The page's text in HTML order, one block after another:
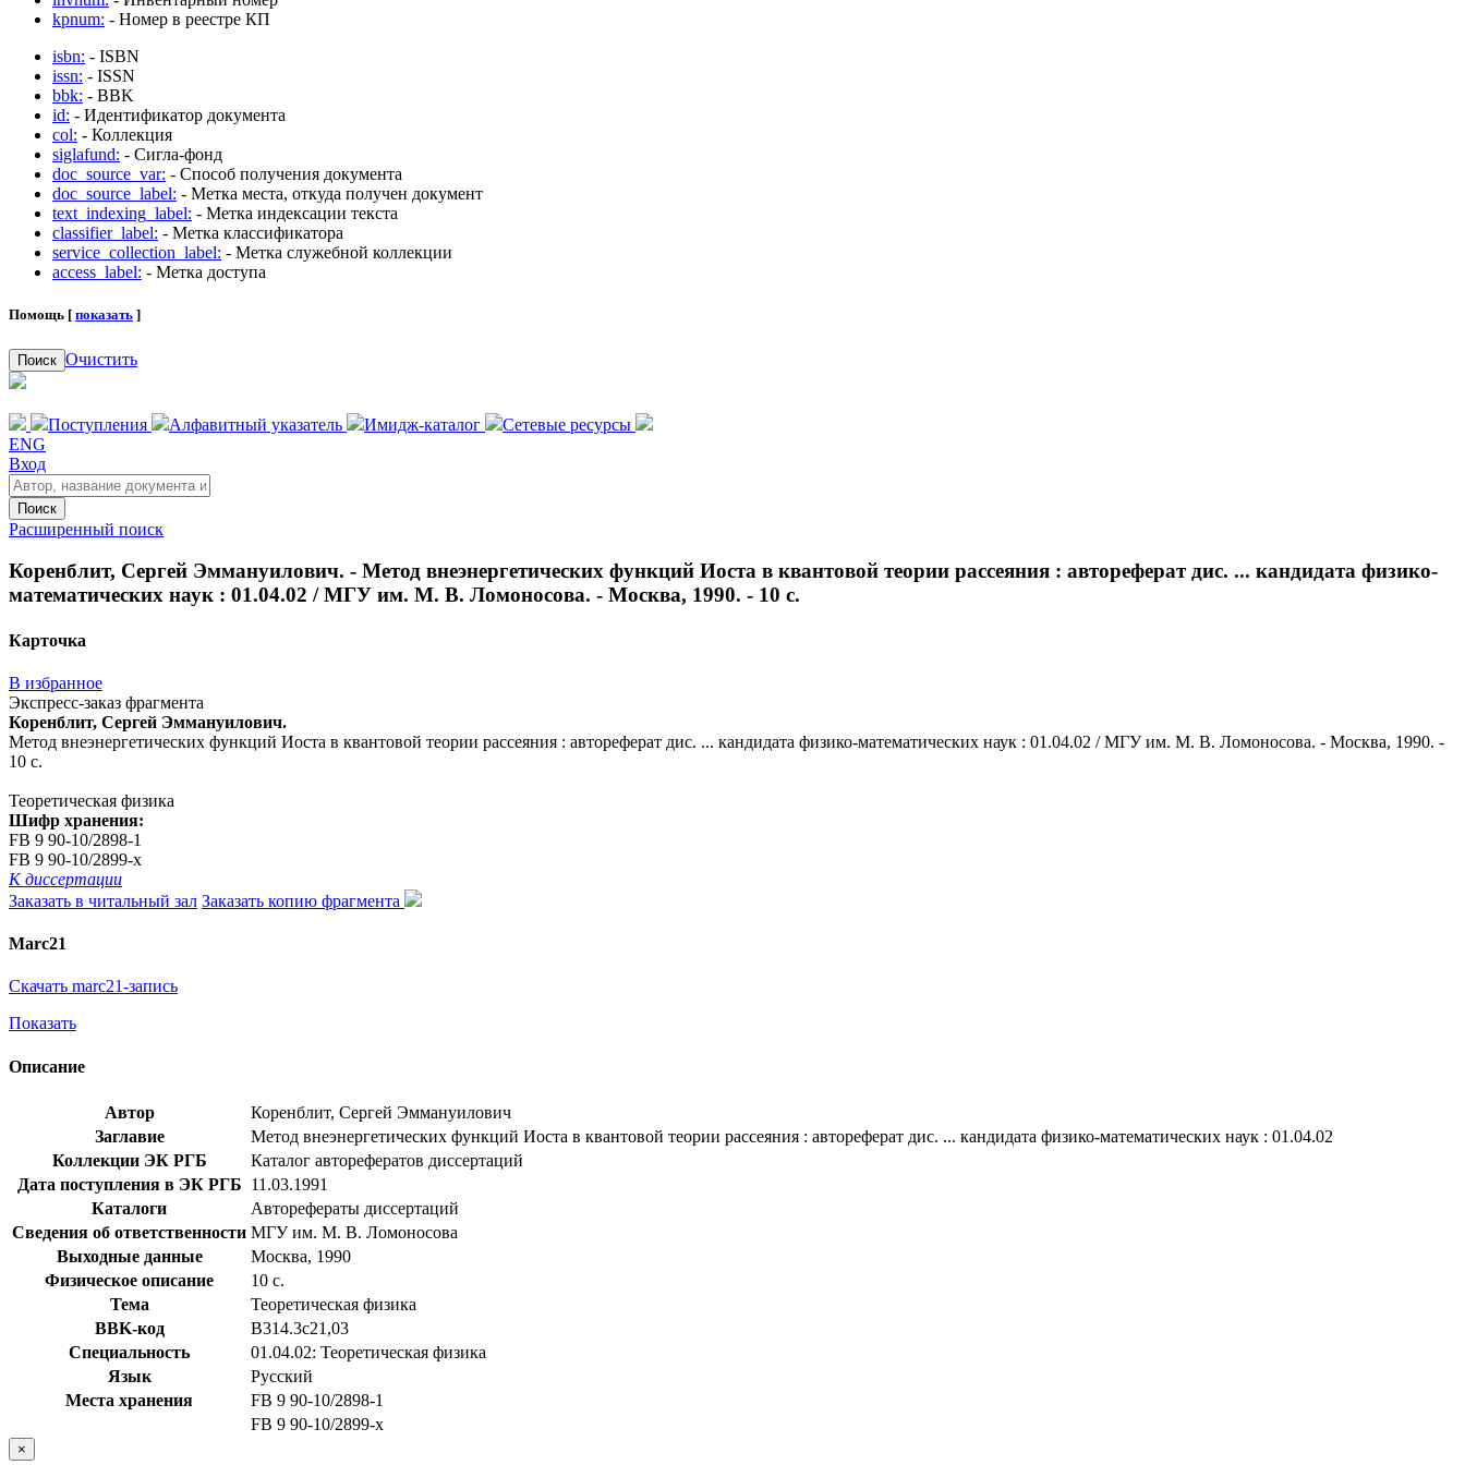
kpnum: - Номер в реестре КП
isbn: - ISBN
issn: - ISSN
bbk: - BBK
id: - Идентификатор документа
col: - Коллекция
siglafund: - Сигла-фонд
doc_source_var: - Способ получения документа
doc_source_label: - Метка места, откуда получен документ
text_indexing_label: - Метка индексации текста
classifier_label: - Метка классификатора
service_collection_label: - Метка служебной коллекции
access_label: - Метка доступа
Помощь [ показать ]
Поиск Очистить
Поступления Алфавитный указатель Имидж-каталог
Сетевые ресурсы
ENG
Вход
Поиск
Расширенный поиск
Коренблит, Сергей Эммануилович. - Метод внеэнергетических функций Иоста в квантовой теории рассеяния : автореферат дис. ... кандидата физико-
математических наук : 01.04.02 / МГУ им. М. В. Ломоносова. - Москва, 1990. - 10 с.
Карточка
В избранное
Экспресс-заказ фрагмента
Коренблит, Сергей Эммануилович.
Метод внеэнергетических функций Иоста в квантовой теории рассеяния : автореферат дис. ... кандидата физико-математических наук : 01.04.02 / МГУ им. М. В. Ломоносова. - Москва, 1990. -
10 с.
Теоретическая физика
Шифр хранения:
FB 9 90-10/2898-1
FB 9 90-10/2899-x
К диссертации
Заказать в читальный зал Заказать копию фрагмента
Marc21
Скачать marc21-запись
Показать
Описание
Автор
Коренблит, Сергей Эммануилович
Заглавие
Метод внеэнергетических функций Иоста в квантовой теории рассеяния : автореферат дис. ... кандидата физико-математических наук : 01.04.02
Коллекции ЭК РГБ
Каталог авторефератов диссертаций
Дата поступления в ЭК РГБ 11.03.1991
Каталоги
Авторефераты диссертаций
Сведения об ответственности МГУ им. М. В. Ломоносова
Выходные данные
Москва, 1990
Физическое описание
10 с.
Тема
Теоретическая физика
BBK-код
В314.3с21,03
Специальность
01.04.02: Теоретическая физика
Язык
Русский
Места хранения
FB 9 90-10/2898-1
FB 9 90-10/2899-x
×